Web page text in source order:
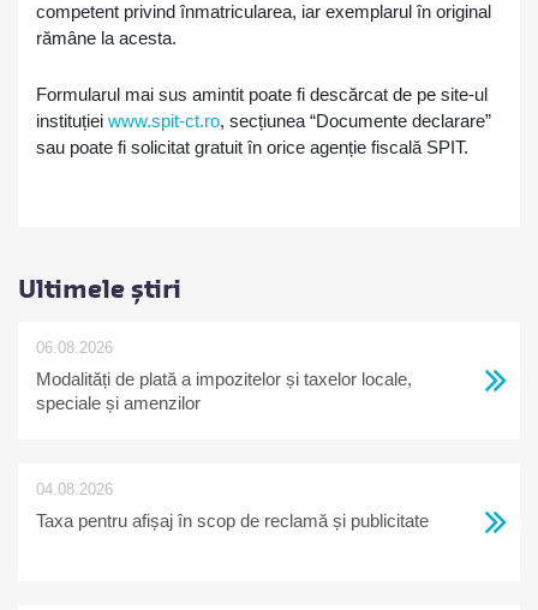
competent privind înmatricularea, iar exemplarul în original
rămâne la acesta.
Formularul mai sus amintit poate fi descărcat de pe site-ul
instituției www.spit-ct.ro, secțiunea “Documente declarare”
sau poate fi solicitat gratuit în orice agenție fiscală SPIT.
Ultimele știri
06.08.2026
Modalități de plată a impozitelor și taxelor locale,
speciale și amenzilor
04.08.2026
Taxa pentru afișaj în scop de reclamă și publicitate